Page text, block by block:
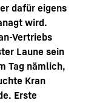
dafür eigens
wird.
Vertriebs
Laune sein
Tag nämlich,
Kran
Erste